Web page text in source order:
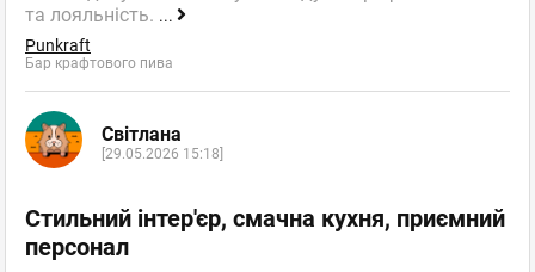
та лояльність. ...
Punkraft
Бар крафтового пива
Світлана
[29.05.2026 15:18]
Стильний інтер'єр, смачна кухня, приємний
персонал